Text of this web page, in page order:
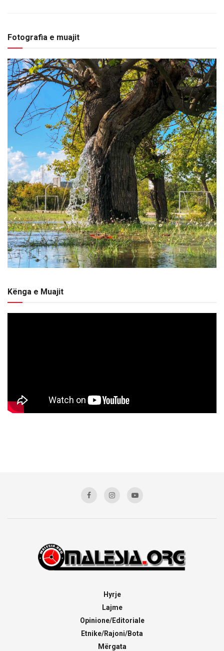
Fotografia e muajit
Kënga e Muajit
Hyrje
Lajme
Opinione/Editoriale
Etnike/Rajoni/Bota
Mërgata